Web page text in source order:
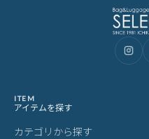
ITEM
アイテムを探す
カテゴリから探す